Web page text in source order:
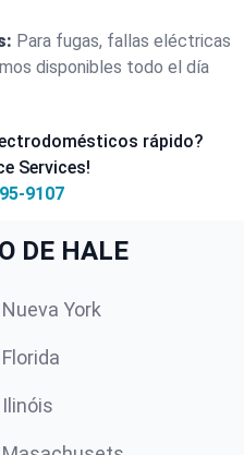
Para fugas, fallas eléctricas
disponibles todo el día
rápido?
Services!
9107
DE HALE
Nueva York
Florida
Ilinóis